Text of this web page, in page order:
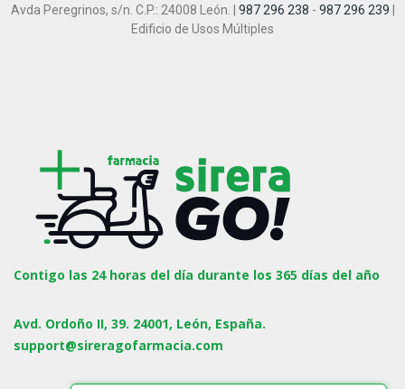
Avda Peregrinos, s/n. C.P.: 24008 León. | 987 296 238 - 987 296 239
Edificio de Usos Múltiples
Contigo las 24 horas del día durante los 365 días del año
Avd. Ordoño II, 39. 24001, León, España.
support@sireragofarmacia.com